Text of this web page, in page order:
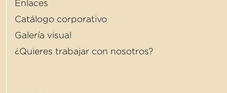
Enlaces
Catálogo corporativo
Galería visual
¿Quieres trabajar con nosotros?